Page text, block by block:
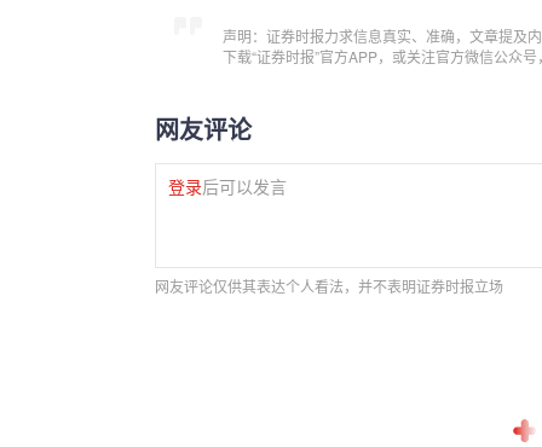
声明：证券时报力求信息真实、准确，文章提及
下载“证券时报”官方APP，或关注官方微信公众
网友评论
登录后可以发言
网友评论仅供其表达个人看法，并不表明证券时报立场